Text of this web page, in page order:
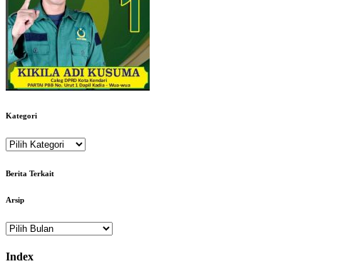
Kategori
Kategori
Berita Terkait
Arsip
Arsip
Index